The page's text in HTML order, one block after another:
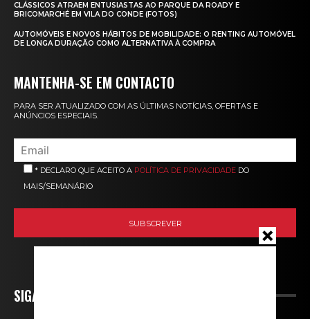
CLÁSSICOS ATRAEM ENTUSIASTAS AO PARQUE DA ROADY E
BRICOMARCHÉ EM VILA DO CONDE (FOTOS)
AUTOMÓVEIS E NOVOS HÁBITOS DE MOBILIDADE: O RENTING AUTOMÓVEL
DE LONGA DURAÇÃO COMO ALTERNATIVA À COMPRA
MANTENHA-SE EM CONTACTO
PARA SER ATUALIZADO COM AS ÚLTIMAS NOTÍCIAS, OFERTAS E
ANÚNCIOS ESPECIAIS.
* DECLARO QUE ACEITO A POLÍTICA DE PRIVACIDADE DO
MAIS/SEMANÁRIO
SIGA-NOS